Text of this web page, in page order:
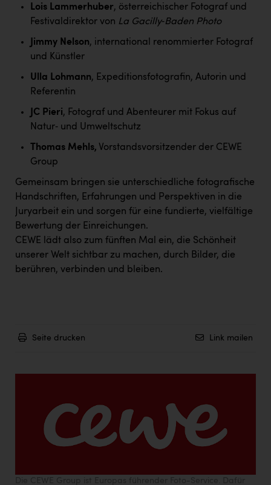
kontaktLois Lammerhuber, österreichischer Fotograf und
Festivaldirektor von La Gacilly‑Baden Photo
Jimmy Nelson, international renommierter Fotograf
und Künstler
Ulla Lohmann, Expeditionsfotografin, Autorin und
Referentin
JC Pieri, Fotograf und Abenteurer mit Fokus auf
Natur‑ und Umweltschutz
Thomas Mehls, Vorstandsvorsitzender der CEWE
Group
Gemeinsam bringen sie unterschiedliche fotografische
Handschriften, Erfahrungen und Perspektiven in die
Juryarbeit ein und sorgen für eine fundierte, vielfältige
Bewertung der Einreichungen.
CEWE lädt also zum fünften Mal ein, die Schönheit
unserer Welt sichtbar zu machen, durch Bilder, die
berühren, verbinden und bleiben.
Seite drucken Link mailen